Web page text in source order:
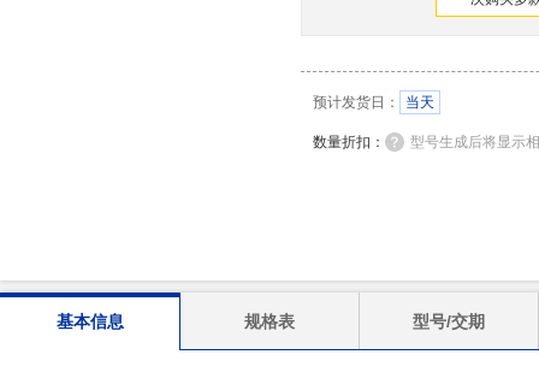
预计发货日： 当天
数量折扣： 型号生成后将显示
基本信息 规格表 型号/交期